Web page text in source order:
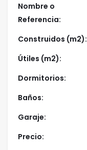
Nombre o
Referencia:
Construidos (m2):
Útiles (m2):
Dormitorios:
Baños:
Garaje:
Precio: